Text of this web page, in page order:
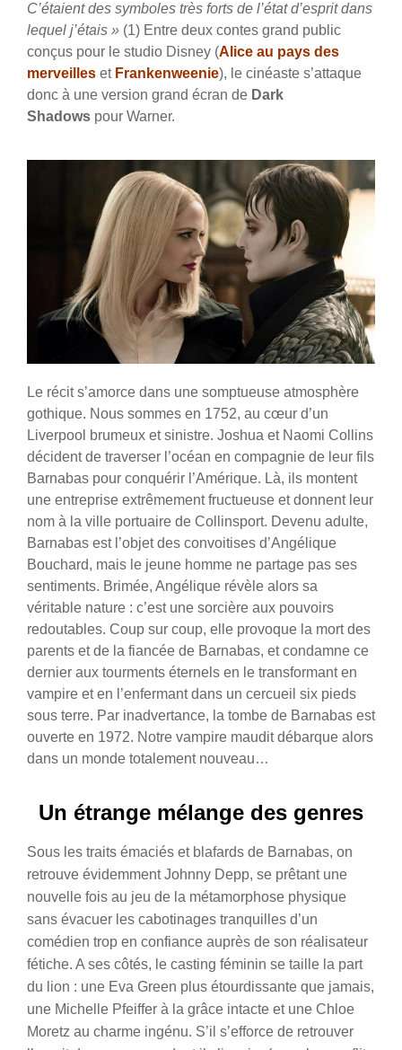
C’étaient des symboles très forts de l’état d’esprit dans
lequel j’étais » (1) Entre deux contes grand public
conçus pour le studio Disney (Alice au pays des
merveilles et Frankenweenie), le cinéaste s’attaque
donc à une version grand écran de Dark
Shadows pour Warner.
Le récit s’amorce dans une somptueuse atmosphère
gothique. Nous sommes en 1752, au cœur d’un
Liverpool brumeux et sinistre. Joshua et Naomi Collins
décident de traverser l’océan en compagnie de leur fils
Barnabas pour conquérir l’Amérique. Là, ils montent
une entreprise extrêmement fructueuse et donnent leur
nom à la ville portuaire de Collinsport. Devenu adulte,
Barnabas est l’objet des convoitises d’Angélique
Bouchard, mais le jeune homme ne partage pas ses
sentiments. Brimée, Angélique révèle alors sa
véritable nature : c’est une sorcière aux pouvoirs
redoutables. Coup sur coup, elle provoque la mort des
parents et de la fiancée de Barnabas, et condamne ce
dernier aux tourments éternels en le transformant en
vampire et en l’enfermant dans un cercueil six pieds
sous terre. Par inadvertance, la tombe de Barnabas est
ouverte en 1972. Notre vampire maudit débarque alors
dans un monde totalement nouveau…
Un étrange mélange des genres
Sous les traits émaciés et blafards de Barnabas, on
retrouve évidemment Johnny Depp, se prêtant une
nouvelle fois au jeu de la métamorphose physique
sans évacuer les cabotinages tranquilles d’un
comédien trop en confiance auprès de son réalisateur
fétiche. A ses côtés, le casting féminin se taille la part
du lion : une Eva Green plus étourdissante que jamais,
une Michelle Pfeiffer à la grâce intacte et une Chloe
Moretz au charme ingénu. S’il s’efforce de retrouver